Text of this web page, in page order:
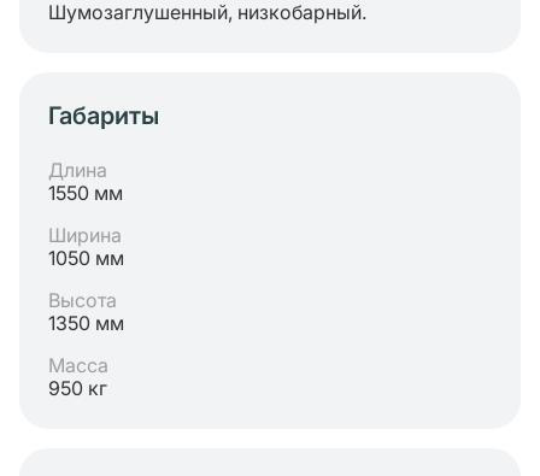
Шумозаглушенный, низкобарный.
Габариты
Длина
1550 мм
Ширина
1050 мм
Высота
1350 мм
Масса
950 кг